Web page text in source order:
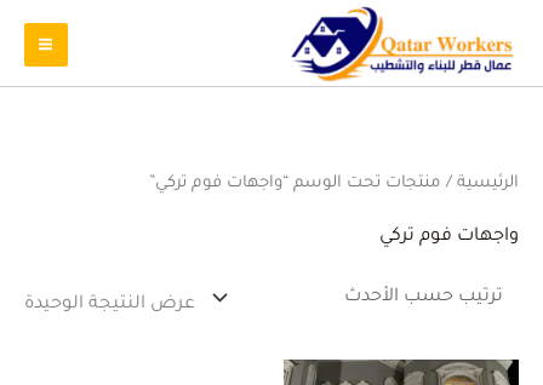
الرئيسية / منتجات تحت الوسم “واجهات فوم تركي”
واجهات فوم تركي
عرض النتيجة الوحيدة